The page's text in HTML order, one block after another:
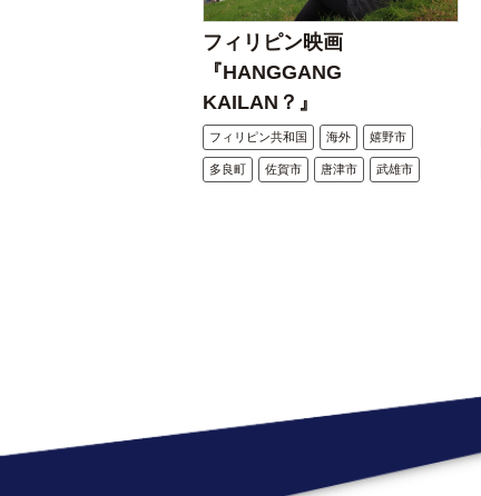
フィリピン映画
『HANGGANG
KAILAN？』
フィリピン共和国 海外 嬉野市
多良町 佐賀市 唐津市 武雄市